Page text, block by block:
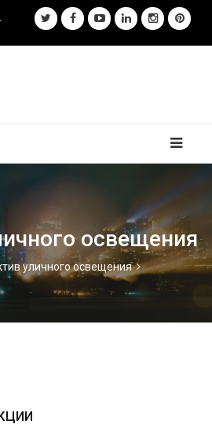
освещения
уличного освещения